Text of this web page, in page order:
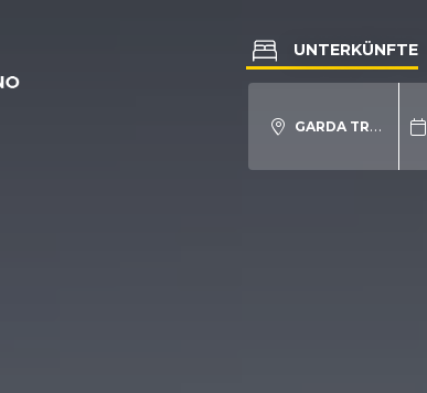
UNTERKÜNFTE
GARDA TRENTINO